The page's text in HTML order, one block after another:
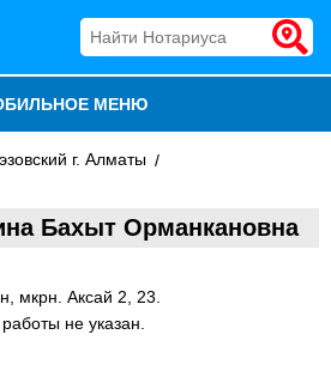
МЕНЮ
г. Алматы
Бахыт Орманкановна
мкрн. Аксай 2, 23.
не указан.